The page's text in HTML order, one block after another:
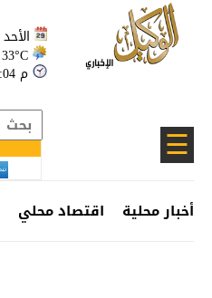
الأحد 2026-08-09
33°C
05:04 م
☰
أخبار محلية اقتصاد محلي